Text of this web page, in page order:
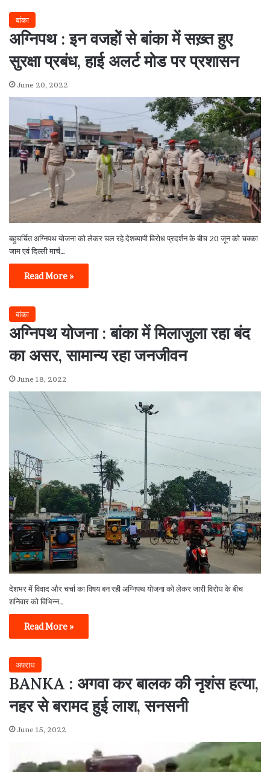
बांका
अग्निपथ : इन वजहों से बांका में सख़्त हुए
सुरक्षा प्रबंध, हाई अलर्ट मोड पर प्रशासन
June 20, 2022
बहुचर्चित अग्निपथ योजना को लेकर चल रहे देशव्यापी विरोध प्रदर्शन के बीच 20 जून को चक्का
जाम एवं दिल्ली मार्च…
Read More »
बांका
अग्निपथ योजना : बांका में मिलाजुला रहा बंद
का असर, सामान्य रहा जनजीवन
June 18, 2022
देशभर में विवाद और चर्चा का विषय बन रही अग्निपथ योजना को लेकर जारी विरोध के बीच
शनिवार को विभिन्न…
Read More »
अपराध
BANKA : अगवा कर बालक की नृशंस हत्या,
नहर से बरामद हुई लाश, सनसनी
June 15, 2022